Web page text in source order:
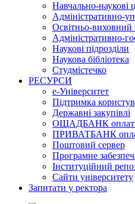
Навчально-наукові
Адміністративно-
Освітньо-виховний
Адміністративно-
Наукові підрозділи
Наукова бібліотека
Студмістечко
РЕСУРСИ
е-Університет
Підтримка
Державні закупівлі
ОЩАДБАНК
ПРИВАТБАНК
Поштовий сервер
Програмне
Інституційний
Сайти університету
Запитати у ректора